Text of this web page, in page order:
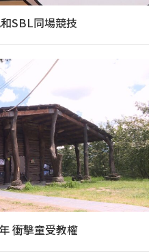
SBL同場競技
衝擊童受教權